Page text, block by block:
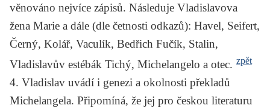
věnováno nejvíce zápisů. Následuje Vladislavova
žena Marie a dále (dle četnosti odkazů): Havel, Seifert,
Černý, Kolář, Vaculík, Bedřich Fučík, Stalin,
Vladislavův estébák Tichý, Michelangelo a otec. zpět
4. Vladislav uvádí i genezi a okolnosti překladů
Michelangela. Připomíná, že jej pro českou literaturu